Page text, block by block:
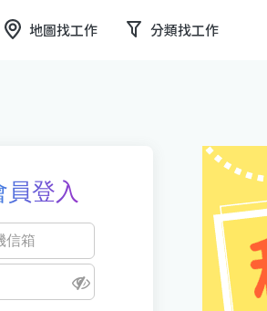
地圖找工作 分類找工作
員登入